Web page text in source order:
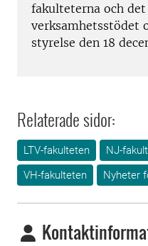
fakulteterna och
verksamhetsstödet
styrelse den 18
Relaterade sidor:
LTV-fakulteten NJ-
VH-fakulteten
Nyheter